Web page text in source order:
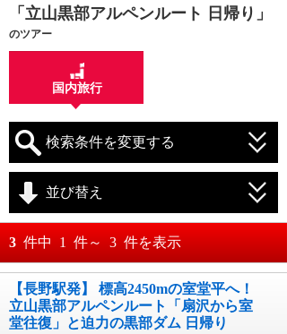
「立山黒部アルペンルート 日帰り」
のツアー
国内旅行
検索条件を変更する
月 日～
月 日
並び替え
おすすめ順
料金が安い順
料金が高い順
3 件中 1 件～ 3 件を表示
【長野駅発】 標高2450mの室堂平へ！
立山黒部アルペンルート「扇沢から室
堂往復」と迫力の黒部ダム 日帰り